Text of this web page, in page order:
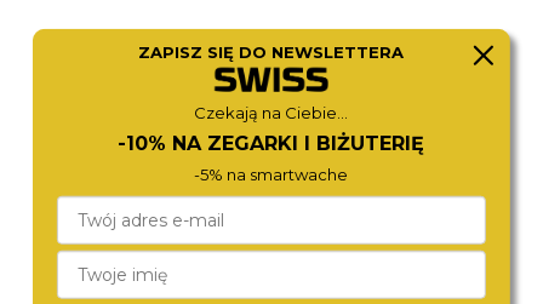
1 490,- 1 590,-
ZAPISZ SIĘ DO NEWSLETTERA
Czekają na Ciebie...
-10% NA ZEGARKI I BIŻUTERIĘ
-5% na smartwache